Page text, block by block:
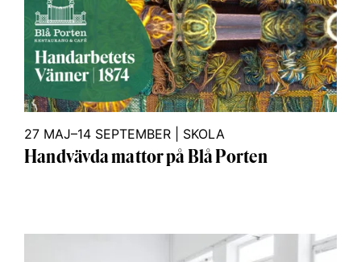
27 MAJ–14 SEPTEMBER SKOLA
Handvävda mattor på Blå Porten